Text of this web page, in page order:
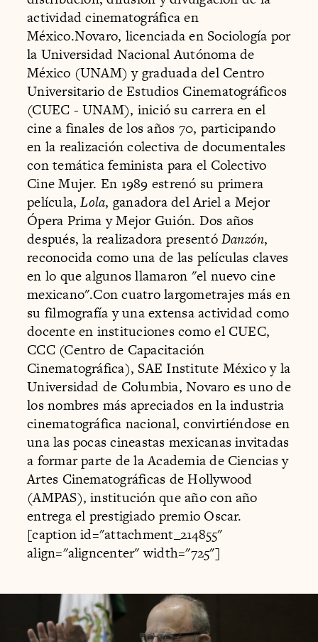
actividad cinematográfica en
México.Novaro, licenciada en Sociología por
la Universidad Nacional Autónoma de
México (UNAM) y graduada del Centro
Universitario de Estudios Cinematográficos
(CUEC - UNAM), inició su carrera en el
cine a finales de los años 70, participando
en la realización colectiva de documentales
con temática feminista para el Colectivo
Cine Mujer. En 1989 estrenó su primera
película,Lola, ganadora del Ariel a Mejor
Ópera Prima y Mejor Guión. Dos años
después, la realizadora presentóDanzón,
reconocida como una de las películas claves
en lo que algunos llamaron "el nuevo cine
mexicano".Con cuatro largometrajes más en
su filmografía y una extensa actividad como
docente en instituciones como el CUEC,
CCC (Centro de Capacitación
Cinematográfica), SAE Institute México y la
Universidad de Columbia, Novaro es uno de
los nombres más apreciados en la industria
cinematográfica nacional, convirtiéndose en
una las pocas cineastas mexicanas invitadas
a formar parte de la Academia de Ciencias y
Artes Cinematográficas de Hollywood
(AMPAS), institución que año con año
entrega el prestigiado premio Oscar.
[caption id="attachment_214855"
align="aligncenter" width="725"]